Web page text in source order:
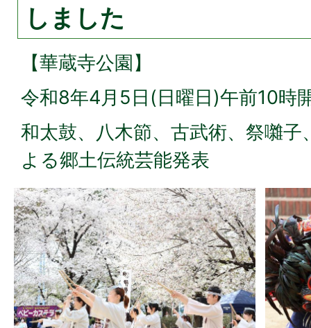
しました
【華蔵寺公園】
令和8年4月5日(日曜日)午前10時
和太鼓、八木節、古武術、祭囃
よる郷土伝統芸能発表